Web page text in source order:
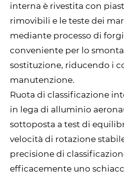
interna è rivestita con
rimovibili e le teste dei
mediante processo di
conveniente per lo
sostituzione, riducendo i
manutenzione.
Ruota di classificazione
in lega di alluminio
sottoposta a test di
velocità di rotazione
precisione di
efficacemente uno